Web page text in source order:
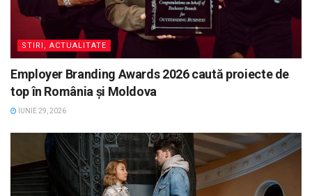
STIRI, ACTUALITATE
Employer Branding Awards 2026 caută proiecte de
top în România și Moldova
IUNIE 29, 2026